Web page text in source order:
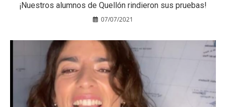
¡Nuestros alumnos de Quellón rindieron sus pruebas!
07/07/2021